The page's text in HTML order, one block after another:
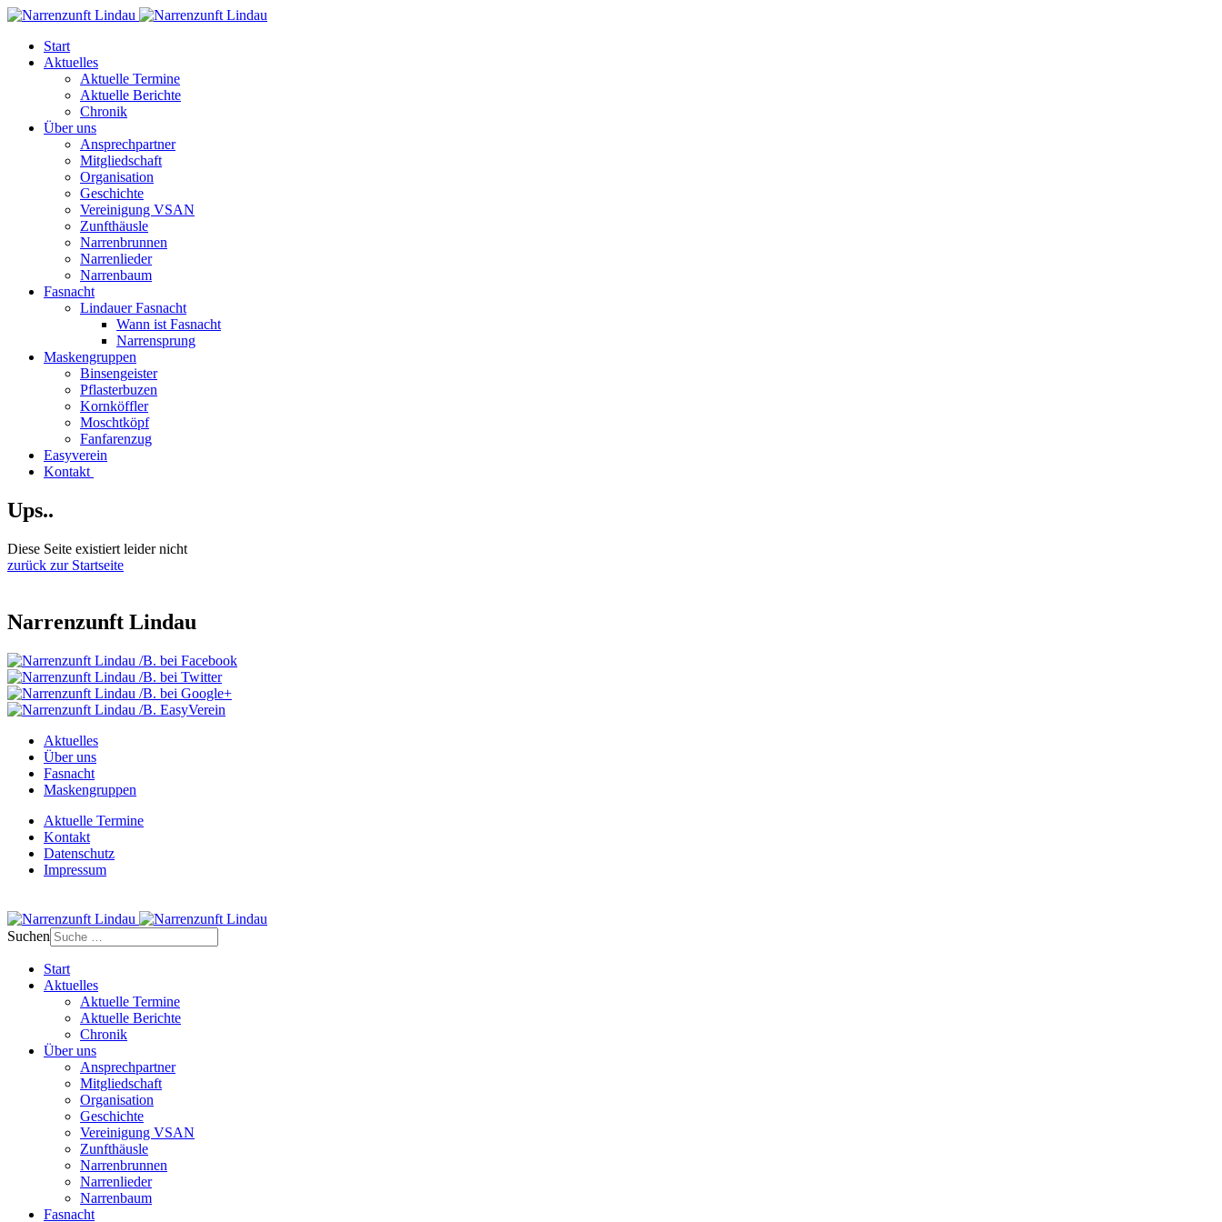
Start
Aktuelles
Aktuelle Termine
Aktuelle Berichte
Chronik
Über uns
Ansprechpartner
Mitgliedschaft
Organisation
Geschichte
Vereinigung VSAN
Zunfthäusle
Narrenbrunnen
Narrenlieder
Narrenbaum
Fasnacht
Lindauer Fasnacht
Wann ist Fasnacht
Narrensprung
Maskengruppen
Binsengeister
Pflasterbuzen
Kornköffler
Moschtköpf
Fanfarenzug
Easyverein
Kontakt
Ups..
Diese Seite existiert leider nicht
zurück zur Startseite
Narrenzunft Lindau
Aktuelles
Über uns
Fasnacht
Maskengruppen
Aktuelle Termine
Kontakt
Datenschutz
Impressum
Suchen
Start
Aktuelles
Aktuelle Termine
Aktuelle Berichte
Chronik
Über uns
Ansprechpartner
Mitgliedschaft
Organisation
Geschichte
Vereinigung VSAN
Zunfthäusle
Narrenbrunnen
Narrenlieder
Narrenbaum
Fasnacht